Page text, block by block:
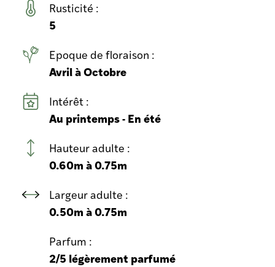
Rusticité :
5
Epoque de floraison :
Avril à Octobre
Intérêt :
Au printemps - En été
Hauteur adulte :
0.60m à 0.75m
Largeur adulte :
0.50m à 0.75m
Parfum :
2/5 légèrement parfumé